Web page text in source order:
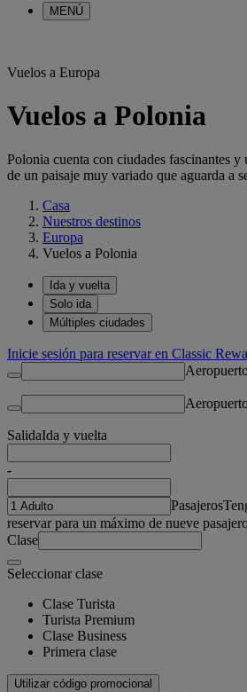
MENÚ
Vuelos a Europa
Vuelos a Polonia
Polonia cuenta con ciudades fascinantes y
de un paisaje muy variado que aguarda a
Casa
Nuestros destinos
Europa
Vuelos a Polonia
Ida y vuelta
Solo ida
Múltiples ciudades
Inicie sesión para reservar en Classic
SalidaIda y vuelta
-
Pasajeros
reservar para un máximo de nueve
Clase
Seleccionar clase
Clase Turista
Turista Premium
Clase Business
Primera clase
Utilizar código promocional